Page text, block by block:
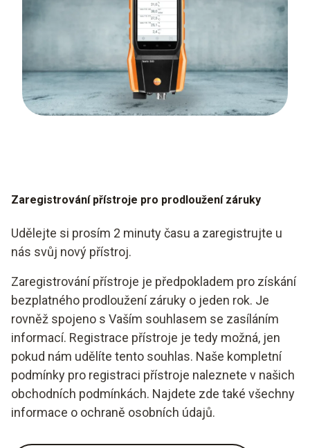
Zaregistrování přístroje pro prodloužení záruky
Udělejte si prosím 2 minuty času a zaregistrujte u
nás svůj nový přístroj.
Zaregistrování přístroje je předpokladem pro získání
bezplatného prodloužení záruky o jeden rok. Je
rovněž spojeno s Vaším souhlasem se zasíláním
informací. Registrace přístroje je tedy možná, jen
pokud nám udělíte tento souhlas. Naše kompletní
podmínky pro registraci přístroje naleznete v našich
obchodních podmínkách. Najdete zde také všechny
informace o ochraně osobních údajů.